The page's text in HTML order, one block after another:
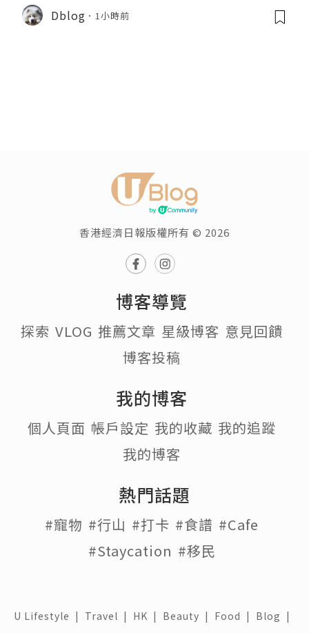
關稅/信用卡優惠實測攻略
Dblog 1小時前
香港經濟日報版權所有 © 2026
博客導覽
探索 VLOG 推薦文章 星級博客 意見回饋
博客投稿
我的博客
個人頁面 帳戶設定 我的收藏 我的追蹤
我的博客
熱門話題
#寵物 #行山 #打卡 #食譜 #Cafe
#Staycation #移民
U Lifestyle | Travel | HK | Beauty | Food | Blog |